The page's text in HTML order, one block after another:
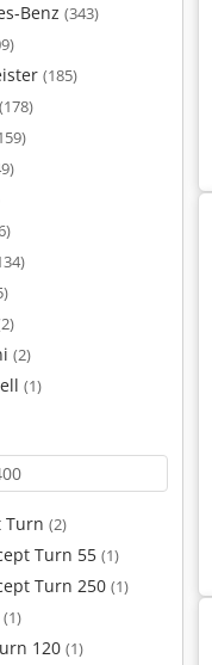
Benz (343)
(185)
(178)
(2)
(1)
Turn (2)
Turn 55 (1)
Turn 250 (1)
(1)
120 (1)